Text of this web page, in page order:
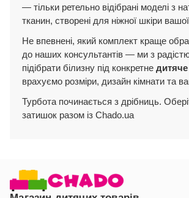
— тільки ретельно відібрані моделі з
тканин, створені для ніжної шкіри
Не впевнені, який комплект краще
до наших консультантів — ми з
підібрати білизну під конкретне
врахуємо розміри, дизайн кімнати та
Турбота починається з дрібниць.
затишок разом із Chado.ua